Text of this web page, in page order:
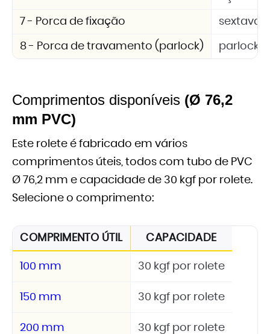
7 - Porca de fixação
8 - Porca de travamento (parlock) parlock
Comprimentos disponíveis (Ø 76,2
mm PVC)
Este rolete é fabricado em vários
comprimentos úteis, todos com tubo de PVC
Ø 76,2 mm e capacidade de 30 kgf por rolete.
Selecione o comprimento:
COMPRIMENTO ÚTIL CAPACIDADE
100 mm 30 kgf por rolete
150 mm 30 kgf por rolete
200 mm 30 kgf por rolete